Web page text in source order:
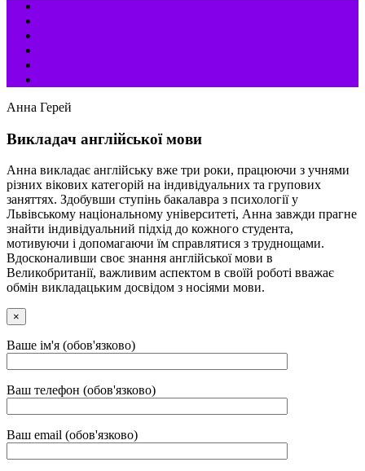
Анна Герей
Викладач англійської мови
Анна викладає англійську вже три роки, працюючи з учнями
різних вікових категорій на індивідуальних та групових
заняттях. Здобувши ступінь бакалавра з психології у
Львівському національному університеті, Анна завжди прагне
знайти індивідуальний підхід до кожного студента,
мотивуючи і допомагаючи їм справлятися з труднощами.
Вдосконаливши своє знання англійської мови в
Великобританії, важливим аспектом в своїй роботі вважає
обмін викладацьким досвідом з носіями мови.
×
Ваше ім'я (обов'язково)
Ваш телефон (обов'язково)
Ваш email (обов'язково)